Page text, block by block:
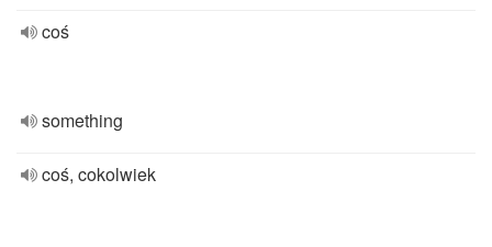
coś
something
coś, cokolwiek